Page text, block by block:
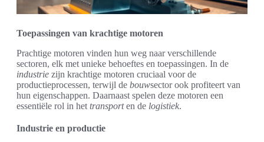
Toepassingen van krachtige motoren
Prachtige motoren vinden hun weg naar verschillende
sectoren, elk met unieke behoeftes en toepassingen. In de
industrie zijn krachtige motoren cruciaal voor de
productieprocessen, terwijl de bouwsector ook profiteert van
hun eigenschappen. Daarnaast spelen deze motoren een
essentiële rol in het transporten de logistiek.
Industrie en productie